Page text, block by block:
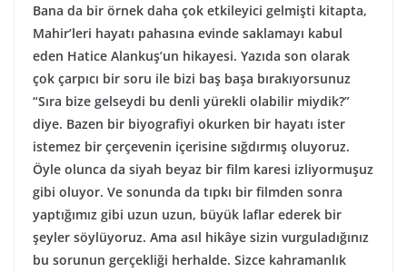
Bana da bir örnek daha çok etkileyici gelmişti kitapta,
Mahir’leri hayatı pahasına evinde saklamayı kabul
eden Hatice Alankuş’un hikayesi. Yazıda son olarak
çok çarpıcı bir soru ile bizi baş başa bırakıyorsunuz
“Sıra bize gelseydi bu denli yürekli olabilir miydik?”
diye. Bazen bir biyografiyi okurken bir hayatı ister
istemez bir çerçevenin içerisine sığdırmış oluyoruz.
Öyle olunca da siyah beyaz bir film karesi izliyormuşuz
gibi oluyor. Ve sonunda da tıpkı bir filmden sonra
yaptığımız gibi uzun uzun, büyük laflar ederek bir
şeyler söylüyoruz. Ama asıl hikâye sizin vurguladığınız
bu sorunun gerçekliği herhalde. Sizce kahramanlık